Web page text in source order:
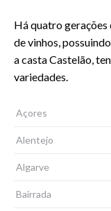
Há quatro gerações
de vinhos,
a casta Castelão,
variedades.
Açores
Alentejo
Algarve
Bairrada